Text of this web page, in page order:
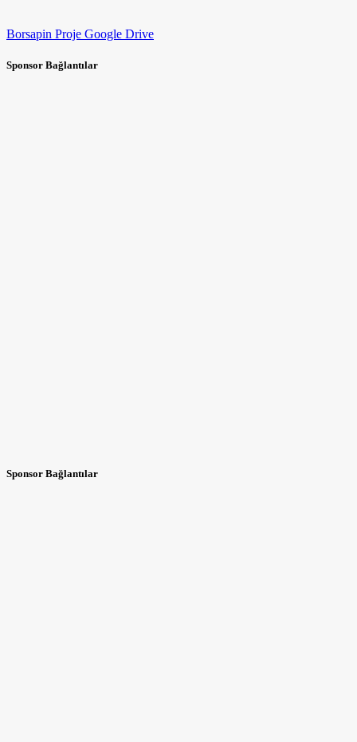
Borsapin Proje Google Drive
Sponsor Bağlantılar
Sponsor Bağlantılar